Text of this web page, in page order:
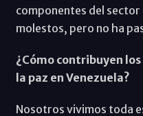
componentes del
molestos, pero no ha
¿Cómo contribuyen
la paz en Venezuela?
Nosotros vivimos toda